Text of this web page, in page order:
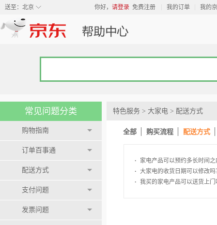
◇
送至： 北京 你好， 请登录 免费注册 我的订单 我的
常见问题分类
购物指南
订单百事通
配送方式
支付问题
发票问题
特色服务 > 大家电 > 配送方式
全部 购买流程 配送方式
·
家电产品可以预约多长时间
· 大家电的收货日期可以修改吗
· 我买的家电产品可以送货上门